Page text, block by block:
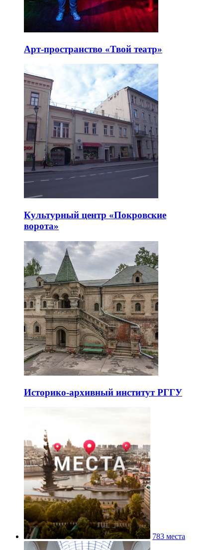
Арт-пространство «Твой театр»
Культурный центр «Покровские
ворота»
Историко-архивный институт РГГУ
783 места